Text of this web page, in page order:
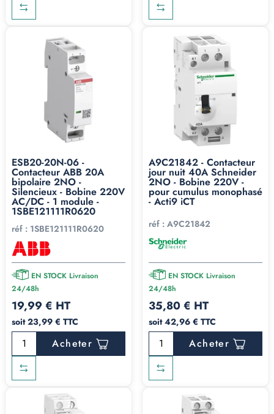
ESB20-20N-06 -
Contacteur ABB 20A
bipolaire 2NO -
Silencieux - Bobine 220V
AC/DC - 1 module -
1SBE121111R0620
réf : 1SBE121111R0620
EN STOCK Livraison
24/48h
19,99 € HT
soit 23,99 € TTC
Acheter
A9C21842 - Contacteur
jour nuit 40A Schneider
2NO - Bobine 220V -
pour cumulus monophasé
- Acti9 iCT
réf : A9C21842
EN STOCK Livraison
24/48h
35,80 € HT
soit 42,96 € TTC
Acheter